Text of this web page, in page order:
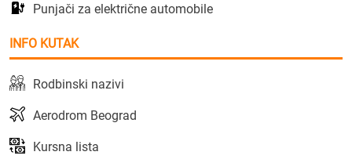
Punjači za električne automobile
INFO KUTAK
Rodbinski nazivi
Aerodrom Beograd
Kursna lista